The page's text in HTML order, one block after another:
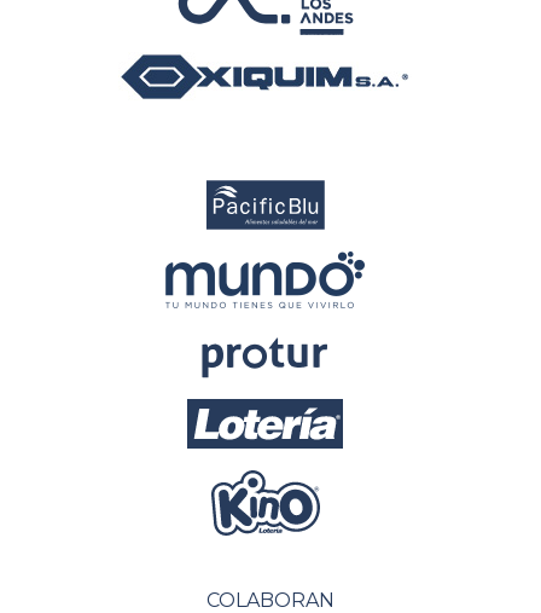
COLABORAN